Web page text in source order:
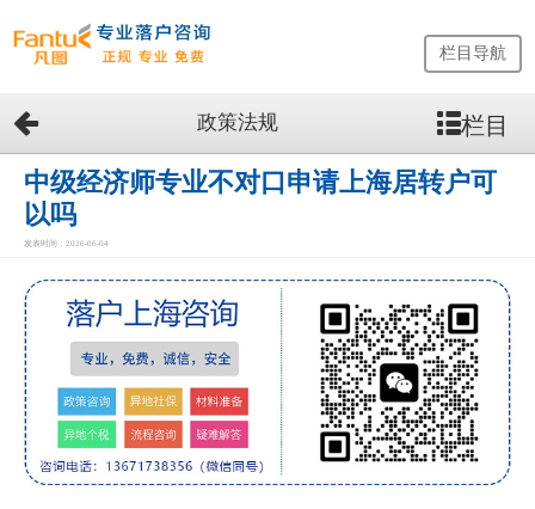
网
站
首
页
留
生
务
优
栏目导航
政策法规 栏目
中级经济师专业不对口申请上海居转户可
以吗
发表时间：2026-06-04